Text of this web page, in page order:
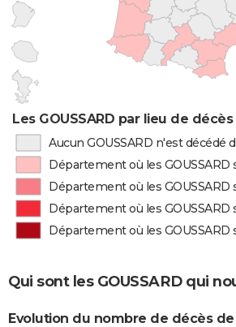
Les GOUSSARD par lieu de décès
Aucun GOUSSARD n'est décédé
Département où les GOUSSARD
Département où les GOUSSARD
Département où les
Département où les
Qui sont les GOUSSARD qui
Evolution du nombre de décès de